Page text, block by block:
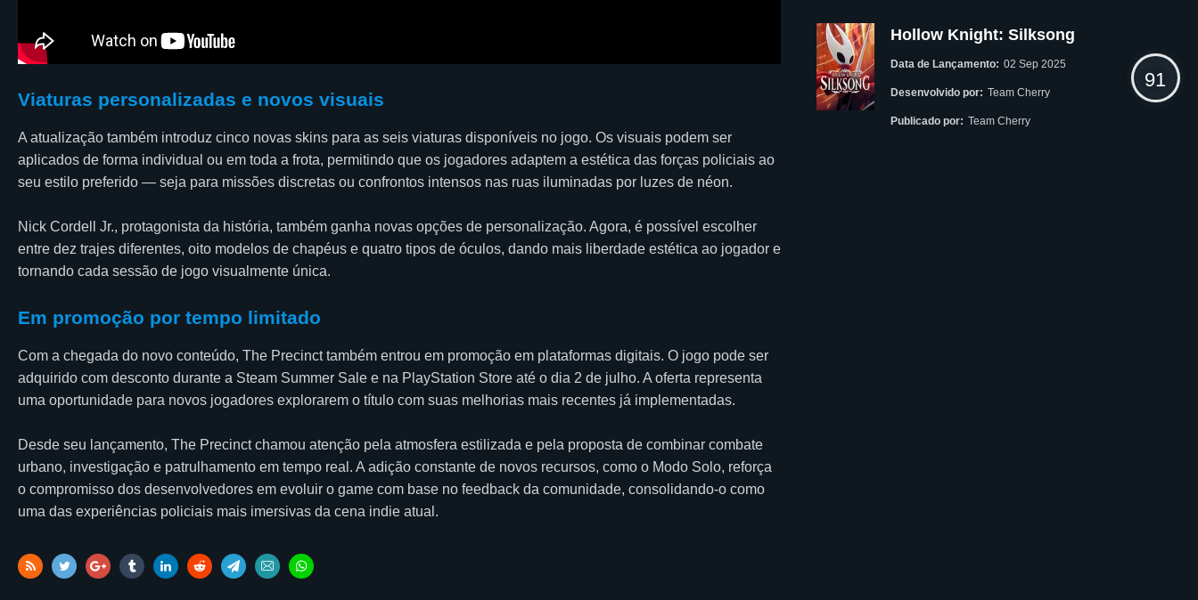
Viaturas personalizadas e novos visuais
A atualização também introduz cinco novas skins para as seis viaturas disponíveis no jogo. Os visuais podem ser
aplicados de forma individual ou em toda a frota, permitindo que os jogadores adaptem a estética das forças policiais ao
seu estilo preferido — seja para missões discretas ou confrontos intensos nas ruas iluminadas por luzes de néon.
Nick Cordell Jr., protagonista da história, também ganha novas opções de personalização. Agora, é possível escolher
entre dez trajes diferentes, oito modelos de chapéus e quatro tipos de óculos, dando mais liberdade estética ao jogador e
tornando cada sessão de jogo visualmente única.
Em promoção por tempo limitado
Com a chegada do novo conteúdo, The Precinct também entrou em promoção em plataformas digitais. O jogo pode ser
adquirido com desconto durante a Steam Summer Sale e na PlayStation Store até o dia 2 de julho. A oferta representa
uma oportunidade para novos jogadores explorarem o título com suas melhorias mais recentes já implementadas.
Desde seu lançamento, The Precinct chamou atenção pela atmosfera estilizada e pela proposta de combinar combate
urbano, investigação e patrulhamento em tempo real. A adição constante de novos recursos, como o Modo Solo, reforça
o compromisso dos desenvolvedores em evoluir o game com base no feedback da comunidade, consolidando-o como
uma das experiências policiais mais imersivas da cena indie atual.
Hollow Knight: Silksong
Data de Lançamento: 02 Sep 2025
Desenvolvido por: Team Cherry
Publicado por: Team Cherry
91